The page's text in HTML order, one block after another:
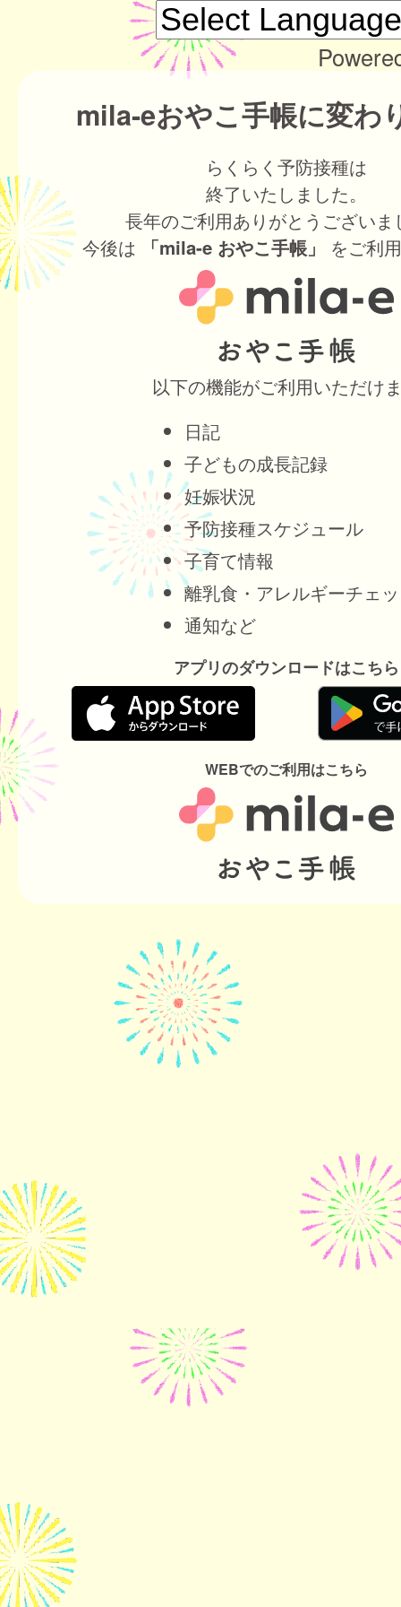
mila-eおやこ手帳に変わ
らくらく予防接種は
終了いたしました。
長年のご利用ありがとうございま
今後は
「mila-e おやこ手帳」 をご利
以下の機能がご利用いただけ
日記
子どもの成長記録
妊娠状況
予防接種スケジュール
子育て情報
離乳食・アレルギーチェ
通知など
アプリのダウンロードはこちら
WEBでのご利用はこちら